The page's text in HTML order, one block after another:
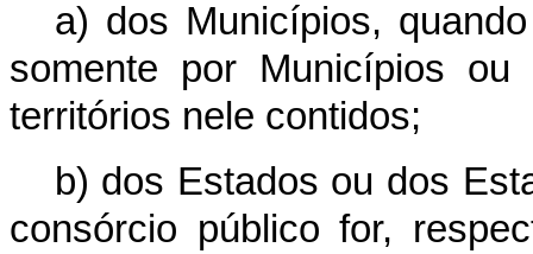
a) dos Municípios,
somente por Municípios
territórios nele contidos;
b) dos Estados ou dos
consórcio público for,